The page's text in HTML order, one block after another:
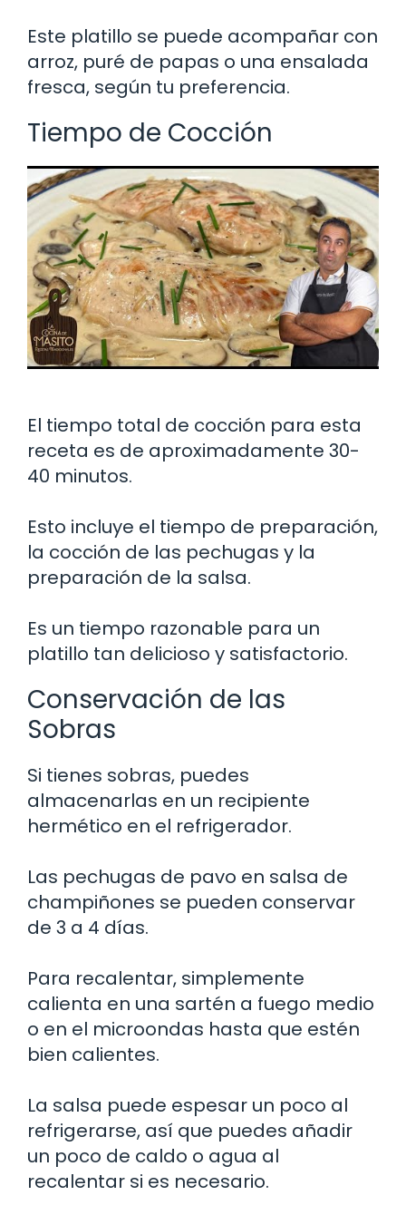
Este platillo se puede acompañar con
arroz, puré de papas o una ensalada
fresca, según tu preferencia.
Tiempo de Cocción
El tiempo total de cocción para esta
receta es de aproximadamente 30-
40 minutos.
Esto incluye el tiempo de preparación,
la cocción de las pechugas y la
preparación de la salsa.
Es un tiempo razonable para un
platillo tan delicioso y satisfactorio.
Conservación de las
Sobras
Si tienes sobras, puedes
almacenarlas en un recipiente
hermético en el refrigerador.
Las pechugas de pavo en salsa de
champiñones se pueden conservar
de 3 a 4 días.
Para recalentar, simplemente
calienta en una sartén a fuego medio
o en el microondas hasta que estén
bien calientes.
La salsa puede espesar un poco al
refrigerarse, así que puedes añadir
un poco de caldo o agua al
recalentar si es necesario.